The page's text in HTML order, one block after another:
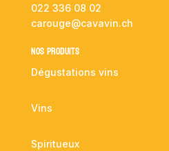
022 336 08 02
carouge@cavavin.ch
NOS PRODUITS
Dégustations vins
Vins
Spiritueux